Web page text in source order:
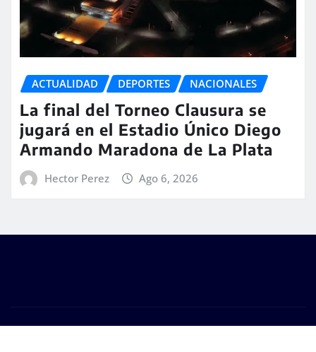
ACTUALIDAD DEPORTES NACIONALES
La final del Torneo Clausura se
jugará en el Estadio Único Diego
Armando Maradona de La Plata
Hector Perez Ago 6, 2026